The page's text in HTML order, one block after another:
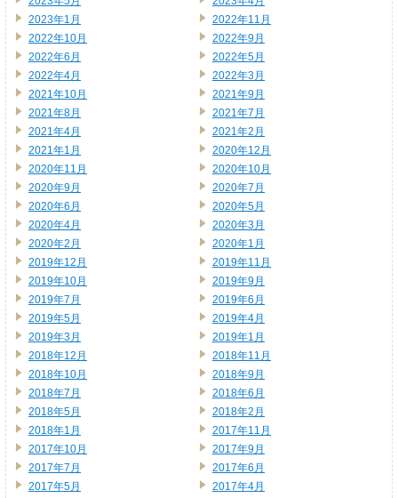
2023年1月
2022年11月
2022年10月
2022年9月
2022年6月
2022年5月
2022年4月
2022年3月
2021年10月
2021年9月
2021年8月
2021年7月
2021年4月
2021年2月
2021年1月
2020年12月
2020年11月
2020年10月
2020年9月
2020年7月
2020年6月
2020年5月
2020年4月
2020年3月
2020年2月
2020年1月
2019年12月
2019年11月
2019年10月
2019年9月
2019年7月
2019年6月
2019年5月
2019年4月
2019年3月
2019年1月
2018年12月
2018年11月
2018年10月
2018年9月
2018年7月
2018年6月
2018年5月
2018年2月
2018年1月
2017年11月
2017年10月
2017年9月
2017年7月
2017年6月
2017年5月
2017年4月